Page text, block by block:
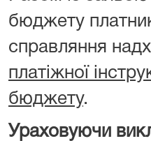
бюджету
справляння
платіжної
бюджету.
Ураховуючи